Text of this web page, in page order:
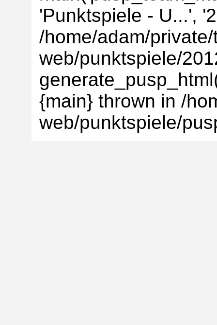
'Punktspiele - U...',
/home/adam/
web/punktspiele/
{main} thrown in /
web/punktspiele/